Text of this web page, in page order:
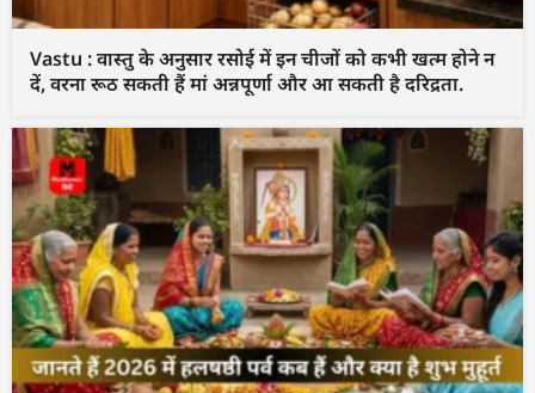
Vastu : वास्तु के अनुसार रसोई में इन चीजों को कभी खत्म होने न
दें, वरना रूठ सकती हैं मां अन्नपूर्णा और आ सकती है दरिद्रता.